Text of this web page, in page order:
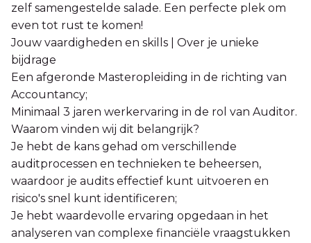
zelf samengestelde salade. Een perfecte plek om
even tot rust te komen!
Jouw vaardigheden en skills | Over je unieke
bijdrage
Een afgeronde Masteropleiding in de richting van
Accountancy;
Minimaal 3 jaren werkervaring in de rol van Auditor.
Waarom vinden wij dit belangrijk?
Je hebt de kans gehad om verschillende
auditprocessen en technieken te beheersen,
waardoor je audits effectief kunt uitvoeren en
risico's snel kunt identificeren;
Je hebt waardevolle ervaring opgedaan in het
analyseren van complexe financiële vraagstukken